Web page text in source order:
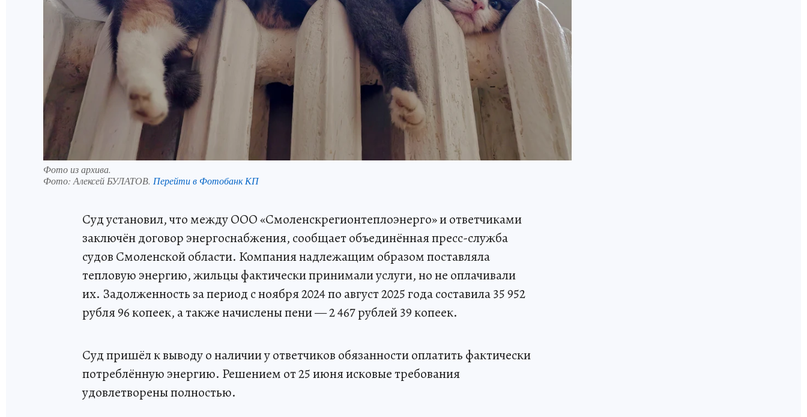
Фото из архива.
Фото: Алексей БУЛАТОВ. Перейти в Фотобанк КП
Суд установил, что между ООО «Смоленскрегионтеплоэнерго» и ответчиками
заключён договор энергоснабжения, сообщает объединённая пресс-служба
судов Смоленской области. Компания надлежащим образом поставляла
тепловую энергию, жильцы фактически принимали услуги, но не оплачивали
их. Задолженность за период с ноября 2024 по август 2025 года составила 35 952
рубля 96 копеек, а также начислены пени — 2 467 рублей 39 копеек.
Суд пришёл к выводу о наличии у ответчиков обязанности оплатить фактически
потреблённую энергию. Решением от 25 июня исковые требования
удовлетворены полностью.